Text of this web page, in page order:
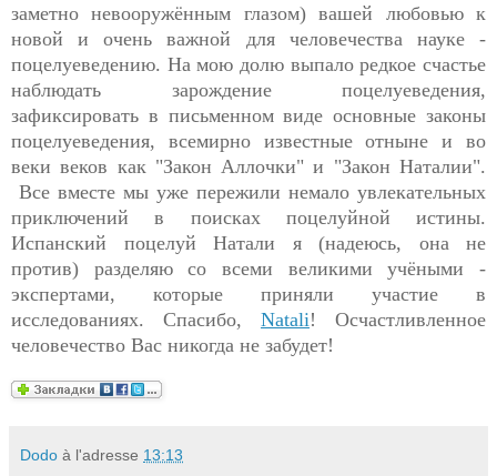
заметно невооружённым глазом) вашей любовью к
новой и очень важной для человечества науке -
поцелуеведению. На мою долю выпало редкое счастье
наблюдать зарождение поцелуеведения,
зафиксировать в письменном виде основные законы
поцелуеведения, всемирно известные отныне и во
веки веков как "Закон Аллочки" и "Закон Наталии".
Все вместе мы уже пережили немало увлекательных
приключений в поисках поцелуйной истины.
Испанский поцелуй Натали я (надеюсь, она не
против) разделяю со всеми великими учёными -
экспертами, которые приняли участие в
исследованиях. Спасибо, Natali! Осчастливленное
человечество Вас никогда не забудет!
Dodo à l'adresse 13:13